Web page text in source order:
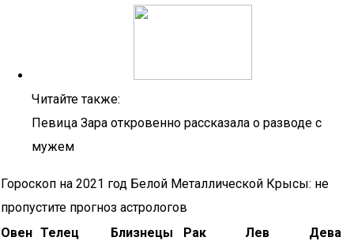
Читайте также:
Певица Зара откровенно рассказала о разводе с
мужем
Гороскоп на 2021 год Белой Металлической Крысы: не
пропустите прогноз астрологов
Овен Телец Близнецы Рак Лев
Дева